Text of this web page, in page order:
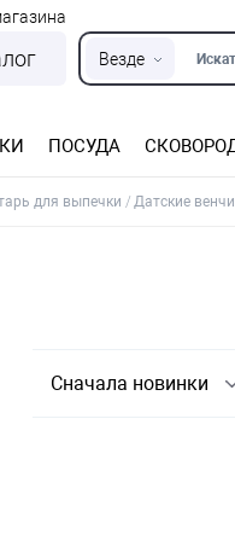
Везде
ПОСУДА
для выпечки Датские
Сначала новинки